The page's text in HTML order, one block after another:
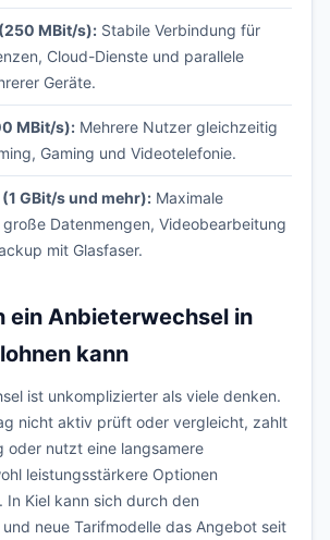
MBit/s): Stabile Verbindung für
Cloud-Dienste und parallele
Geräte.
MBit/s): Mehrere Nutzer gleichzeitig
Gaming und Videotelefonie.
GBit/s und mehr): Maximale
große Datenmengen, Videobearbeitung
mit Glasfaser.
ein Anbieterwechsel in
kann
ist unkomplizierter als viele denken.
nicht aktiv prüft oder vergleicht, zahlt
oder nutzt eine langsamere
leistungsstärkere Optionen
Kiel kann sich durch den
und neue Tarifmodelle das Angebot seit